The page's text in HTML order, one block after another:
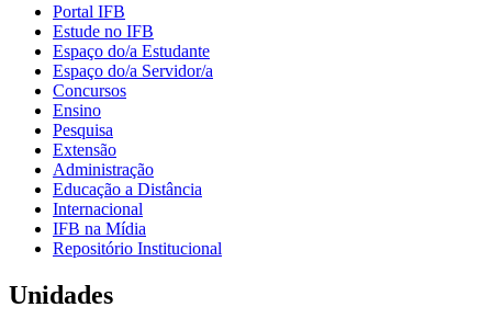
Portal IFB
Estude no IFB
Espaço do/a Estudante
Espaço do/a Servidor/a
Concursos
Ensino
Pesquisa
Extensão
Administração
Educação a Distância
Internacional
IFB na Mídia
Repositório Institucional
Unidades